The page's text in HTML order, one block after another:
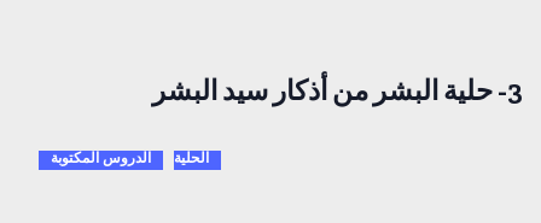
3- حلية البشر من أذكار سيد البشر
الحلية الدروس المكتوبة